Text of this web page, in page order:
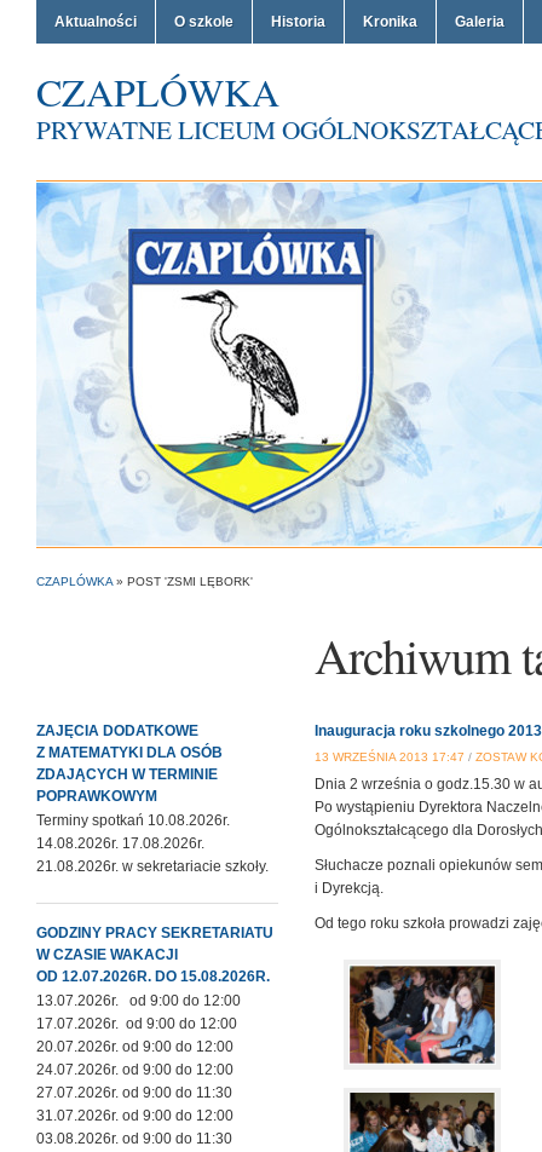
Aktualności O szkole Historia Kronika Galeria
CZAPLÓWKA
PRYWATNE LICEUM
CZAPLÓWKA » POST 'ZSMI LĘBORK'
Archiwum
ZAJĘCIA DODATKOWE
Z MATEMATYKI DLA OSÓB
ZDAJĄCYCH W TERMINIE
POPRAWKOWYM
Terminy spotkań 10.08.2026r.
14.08.2026r. 17.08.2026r.
21.08.2026r. w sekretariacie szkoły.
GODZINY PRACY SEKRETARIATU
W CZASIE WAKACJI
OD 12.07.2026R. DO 15.08.2026R.
13.07.2026r. od 9:00 do 12:00
17.07.2026r. od 9:00 do 12:00
20.07.2026r. od 9:00 do 12:00
24.07.2026r. od 9:00 do 12:00
27.07.2026r. od 9:00 do 11:30
31.07.2026r. od 9:00 do 12:00
03.08.2026r. od 9:00 do 11:30
Inauguracja roku szkolnego
13 WRZEŚNIA 2013 17:47 / ZOSTAW
Dnia 2 września o godz.15.30 w
Po wystąpieniu Dyrektora
Ogólnokształcącego dla
Słuchacze poznali opiekunów
i Dyrekcją.
Od tego roku szkoła prowadzi